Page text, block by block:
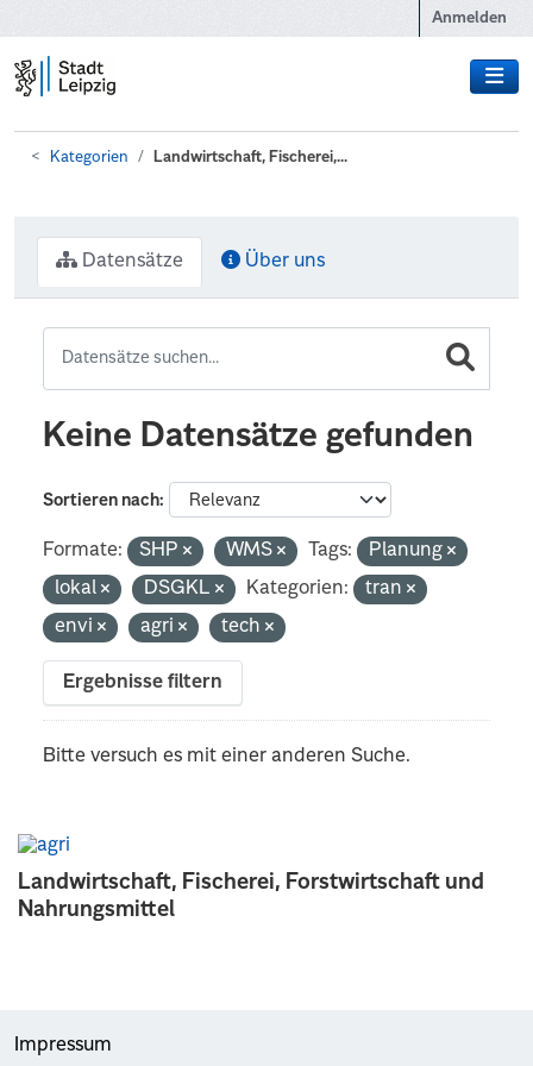
Anmelden
Kategorien Landwirtschaft, Fischerei,...
Landwirtschaft, Fischerei, Forstwirtschaft und
Nahrungsmittel
Datensätze Über uns
Keine Datensätze gefunden
Sortieren nach
Formate: SHP WMS Tags:
Planung
lokal
DSGKL Kategorien:
tran
envi
agri tech
Ergebnisse filtern
Bitte versuch es mit einer anderen Suche.
Impressum